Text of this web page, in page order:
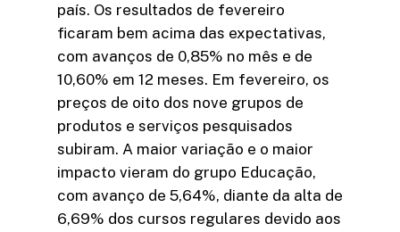
país. Os resultados de fevereiro
ficaram bem acima das expectativas,
com avanços de 0,85% no mês e de
10,60% em 12 meses. Em fevereiro, os
preços de oito dos nove grupos de
produtos e serviços pesquisados
subiram. A maior variação e o maior
impacto vieram do grupo Educação,
com avanço de 5,64%, diante da alta de
6,69% dos cursos regulares devido aos